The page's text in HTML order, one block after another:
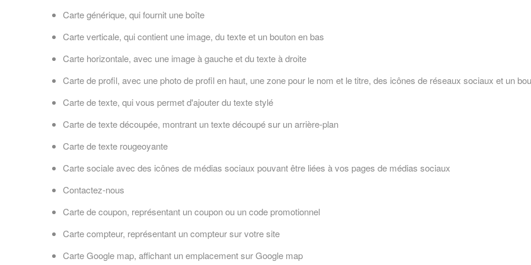
Carte générique, qui fournit une boîte
Carte verticale, qui contient une image, du texte et un bouton en bas
Carte horizontale, avec une image à gauche et du texte à droite
Carte de profil, avec une photo de profil en haut, une zone pour le nom et le titre, des icônes de réseaux sociaux et un
Carte de texte, qui vous permet d'ajouter du texte stylé
Carte de texte découpée, montrant un texte découpé sur un arrière-plan
Carte de texte rougeoyante
Carte sociale avec des icônes de médias sociaux pouvant être liées à vos pages de médias sociaux
Contactez-nous
Carte de coupon, représentant un coupon ou un code promotionnel
Carte compteur, représentant un compteur sur votre site
Carte Google map, affichant un emplacement sur Google map